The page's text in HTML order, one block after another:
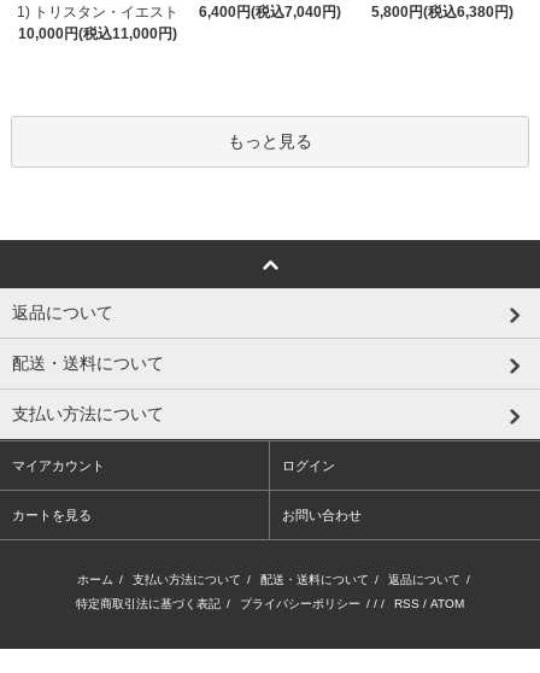
1) トリスタン・イエスト
10,000円(税込11,000円)
6,400円(税込7,040円)
5,800円(税込6,380円)
もっと見る
返品について
配送・送料について
支払い方法について
マイアカウント ログイン
カートを見る お問い合わせ
ホーム / 支払い方法について / 配送・送料について / 返品について /
特定商取引法に基づく表記 / プライバシーポリシー / / / RSS / ATOM